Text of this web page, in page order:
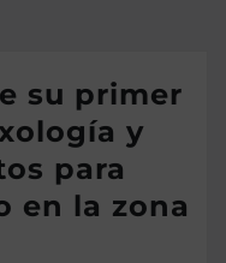
su primer
y
para
en la zona